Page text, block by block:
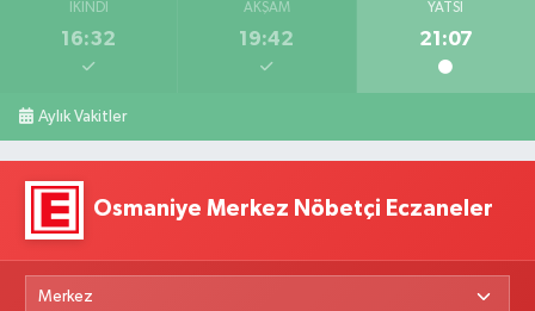
İKINDI
16:32
AKŞAM
19:42
YATSI
21:07
Aylık Vakitler
Osmaniye Merkez Nöbetçi Eczaneler